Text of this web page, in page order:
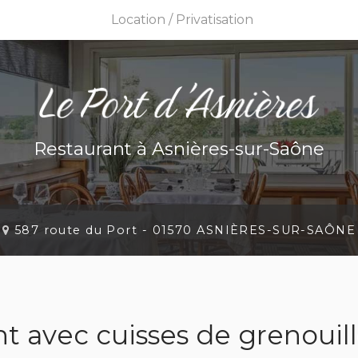
Location / Privatisation
Restaurantà Asnières-sur-Saône
587 route du Port - 01570 ASNIÈRES-SUR-SAÔNE
avec cuisses de